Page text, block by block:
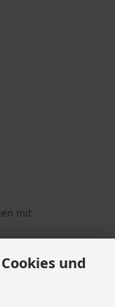
mit
und